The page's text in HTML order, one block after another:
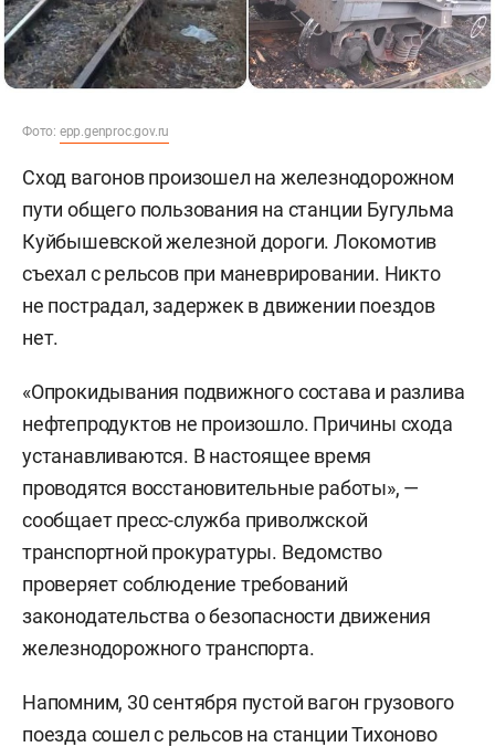
Фото: epp.genproc.gov.ru
Сход вагонов произошел на железнодорожном
пути общего пользования на станции Бугульма
Куйбышевской железной дороги. Локомотив
съехал с рельсов при маневрировании. Никто
не пострадал, задержек в движении поездов
нет.
«Опрокидывания подвижного состава и разлива
нефтепродуктов не произошло. Причины схода
устанавливаются. В настоящее время
проводятся восстановительные работы», —
сообщает пресс-служба приволжской
транспортной прокуратуры. Ведомство
проверяет соблюдение требований
законодательства о безопасности движения
железнодорожного транспорта.
Напомним, 30 сентября пустой вагон грузового
поезда сошел с рельсовна станции Тихоново